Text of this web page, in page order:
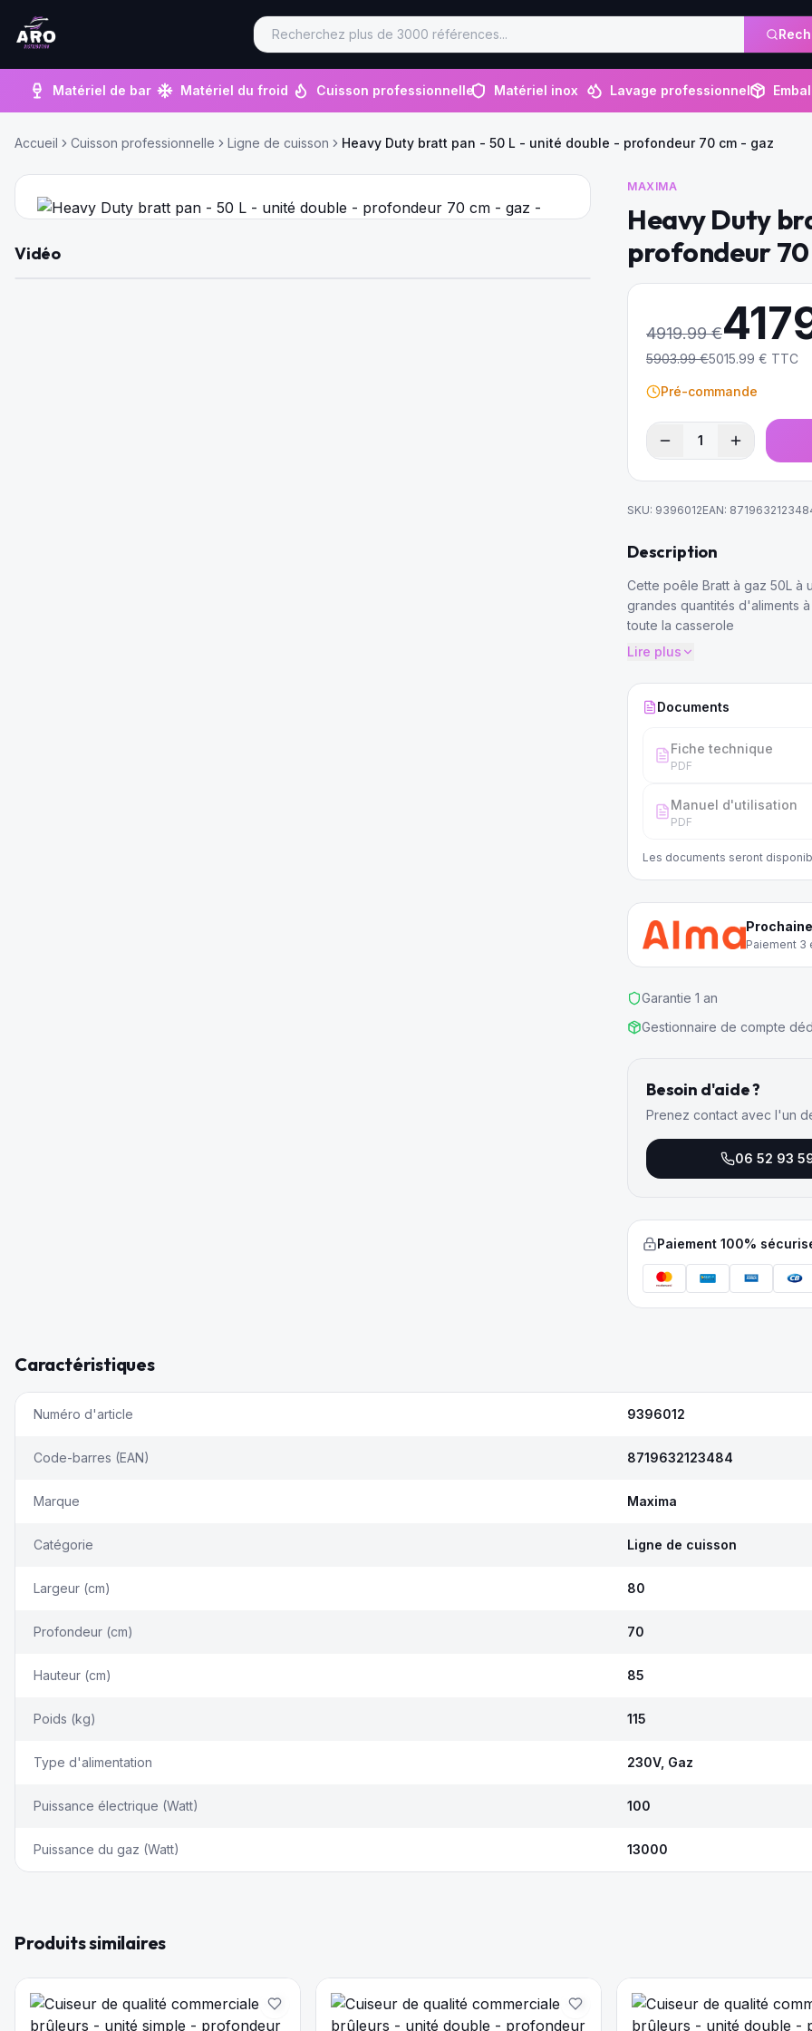
Matériel de bar Matériel du froid Cuisson professionnelle Matériel inox Lavage professionnel
Accueil Cuisson professionnelle Ligne de cuisson Heavy Duty bratt pan - 50 L - unité double - profondeur 70 cm - gaz
Vidéo
MAXIMA
Heavy Duty
profondeur
4919.99€
5903.99€5015.99 € TTC
Pré-commande
1
SKU: 9396012EAN:
Description
Cette poêle Bratt à gaz 50L à
grandes quantités d'aliments
toute la casserole
Lire plus
Documents
Fiche technique
PDF
Manuel d'utilisation
PDF
Les documents seront
Paiement 3
Garantie 1 an
Gestionnaire de compte
Besoin d'aide ?
Prenez contact avec l'un
06 52 93
Paiement 100%
Caractéristiques
Numéro d'article 9396012
Code-barres (EAN) 8719632123484
Marque Maxima
Catégorie Ligne de cuisson
Largeur (cm) 80
Profondeur (cm) 70
Hauteur (cm) 85
Poids (kg) 115
Type d'alimentation 230V, Gaz
Puissance électrique (Watt) 100
Puissance du gaz (Watt) 13000
Produits similaires